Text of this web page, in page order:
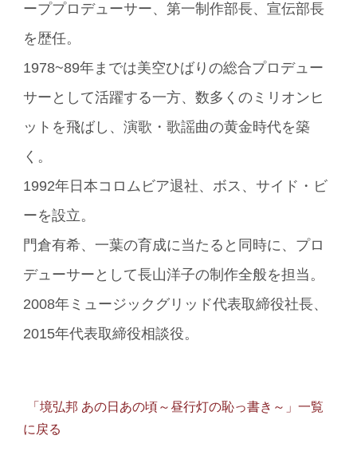
ーププロデューサー、第一制作部長、宣伝部長
を歴任。
1978~89年までは美空ひばりの総合プロデュー
サーとして活躍する一方、数多くのミリオンヒ
ットを飛ばし、演歌・歌謡曲の黄金時代を築
く。
1992年日本コロムビア退社、ボス、サイド・ビ
ーを設立。
門倉有希、一葉の育成に当たると同時に、プロ
デューサーとして長山洋子の制作全般を担当。
2008年ミュージックグリッド代表取締役社長、
2015年代表取締役相談役。
「境弘邦 あの日あの頃～昼行灯の恥っ書き～」一覧
に戻る